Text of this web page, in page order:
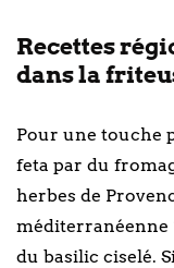
Recettes
dans la
Pour une touche
feta par du
herbes de
méditerranéenne
du basilic ciselé.